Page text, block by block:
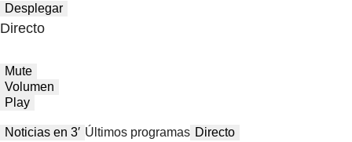
Desplegar
Directo
Mute
Volumen
Play
Noticias en 3′ Últimos programas Directo